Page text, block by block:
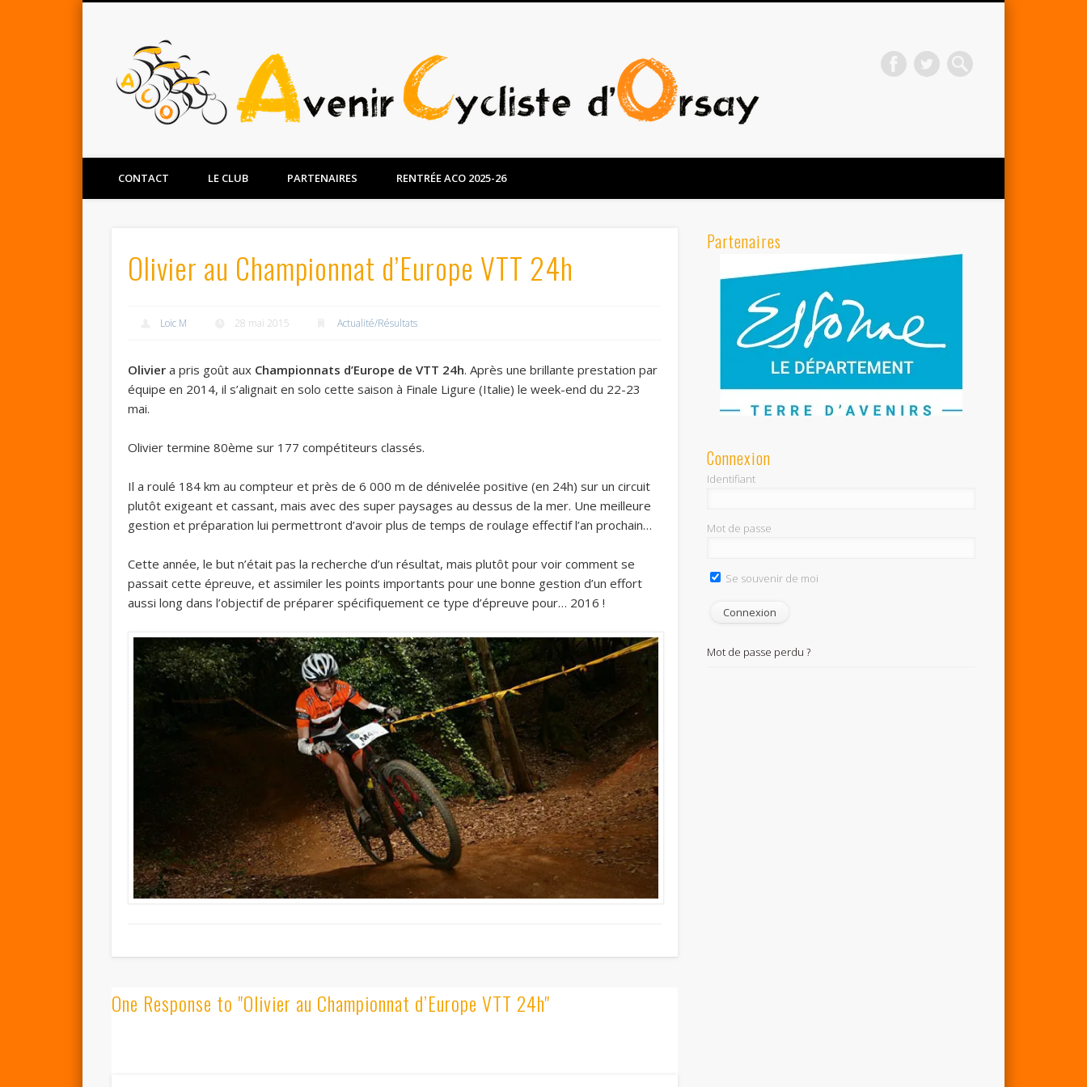
Avenir Cycliste d'Orsay
Twitter
CONTACT LE CLUB PARTENAIRES RENTRÉE ACO 2025-26
Olivier au Championnat d’Europe VTT 24h
Loic M 28 mai 2015 Actualité/Résultats
Olivier a pris goût aux Championnats d’Europe de VTT 24h. Après une brillante prestation par
équipe en 2014, il s’alignait en solo cette saison à Finale Ligure (Italie) le week-end du 22-23
mai.
Olivier termine 80ème sur 177 compétiteurs classés.
Il a roulé 184 km au compteur et près de 6 000 m de dénivelée positive (en 24h) sur un circuit
plutôt exigeant et cassant, mais avec des super paysages au dessus de la mer. Une meilleure
gestion et préparation lui permettront d’avoir plus de temps de roulage effectif l’an prochain…
Cette année, le but n’était pas la recherche d’un résultat, mais plutôt pour voir comment se
passait cette épreuve, et assimiler les points importants pour une bonne gestion d’un effort
aussi long dans l’objectif de préparer spécifiquement ce type d’épreuve pour… 2016 !
One Response to "Olivier au Championnat d’Europe VTT 24h"
Partenaires
Connexion
Identifiant
Mot de passe
Se souvenir de moi
Mot de passe perdu ?